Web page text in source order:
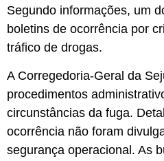
Segundo informações, um
boletins de ocorrência por
tráfico de drogas.
A Corregedoria-Geral da
procedimentos
circunstâncias da fuga.
ocorrência não foram
segurança operacional. As